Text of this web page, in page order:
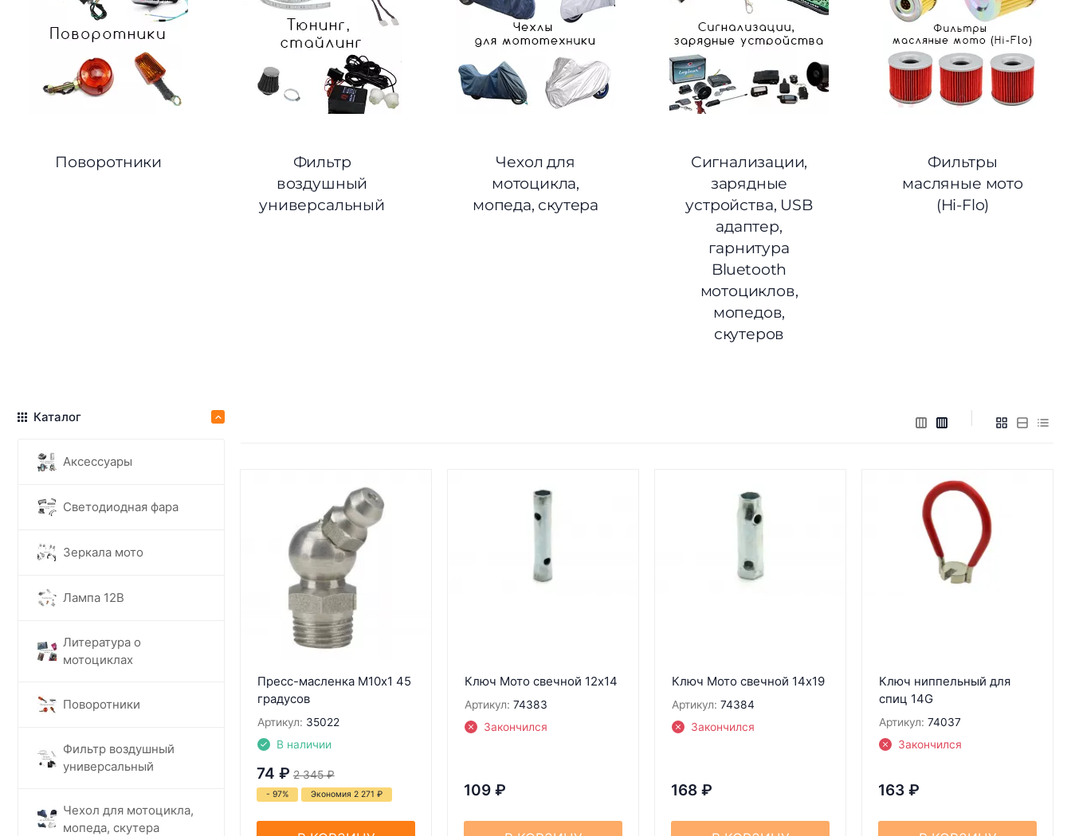
Поворотники
Фильтр
воздушный
универсальный
Чехол для
мотоцикла,
мопеда, скутера
Сигнализации,
зарядные
устройства, USB
адаптер,
гарнитура
Bluetooth
мотоциклов,
мопедов,
скутеров
Фильтры
масляные мото
(Hi-Flo)
Каталог
Аксессуары
Светодиодная фара
Зеркала мото
Лампа 12В
Литература о
мотоциклах
Поворотники
Фильтр воздушный
универсальный
Чехол для мотоцикла,
мопеда, скутера
Пресс-масленка М10х1 45
градусов
Артикул: 35022
В наличии
74 ₽ 2 345 ₽
- 97% Экономия 2 271 ₽
Ключ Мото свечной 12х14
Артикул: 74383
Закончился
109 ₽
Ключ Мото свечной 14х19
Артикул: 74384
Закончился
168 ₽
Ключ ниппельный для
спиц 14G
Артикул: 74037
Закончился
163 ₽